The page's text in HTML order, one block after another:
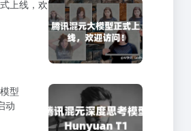
上线，欢
型
动